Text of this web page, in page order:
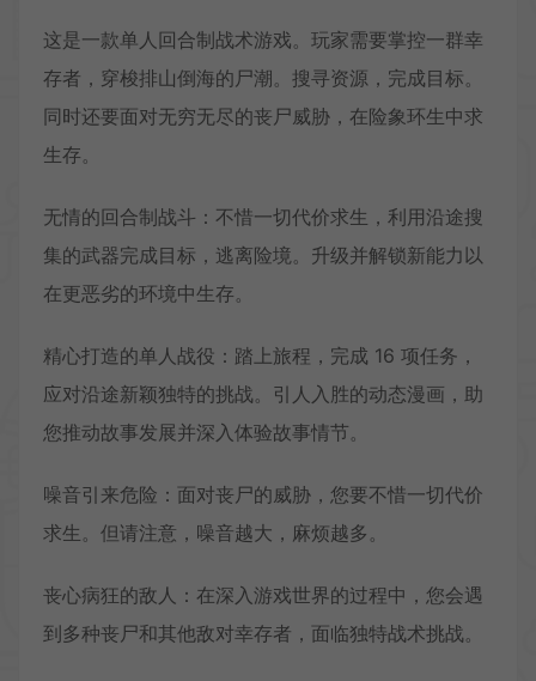
这是一款单人回合制战术游戏。玩家需要掌控一群幸
存者，穿梭排山倒海的尸潮。搜寻资源，完成目标。
同时还要面对无穷无尽的丧尸威胁，在险象环生中求
生存。
无情的回合制战斗：不惜一切代价求生，利用沿途搜
集的武器完成目标，逃离险境。升级并解锁新能力以
在更恶劣的环境中生存。
精心打造的单人战役：踏上旅程，完成 16 项任务，
应对沿途新颖独特的挑战。引人入胜的动态漫画，助
您推动故事发展并深入体验故事情节。
噪音引来危险：面对丧尸的威胁，您要不惜一切代价
求生。但请注意，噪音越大，麻烦越多。
丧心病狂的敌人：在深入游戏世界的过程中，您会遇
到多种丧尸和其他敌对幸存者，面临独特战术挑战。